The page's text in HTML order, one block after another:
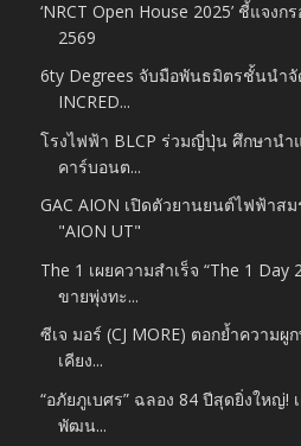
‘NRCT Open House 2025’ ชี้แจงก
2569
6ty Degrees จับมือพันธมิตรชั้นนำจั
INCRED...
โรงไฟฟ้า BLCP ร่วมญี่ปุ่น ศึกษานำ
คาร์บอนต...
GAC AION เปิดตัวยานยนต์ไฟฟ้าส
"AION UT"
The 1 เผยความสำเร็จ “The 1 Day
ขายพุ่งทะ...
ซีเจ มอร์ (CJ MORE) ตอกย้ำความผู
เคียง...
“อภัยภูเบศร” ฉลอง 84 ปีสุดยิ่งใหญ่!
พัฒน...